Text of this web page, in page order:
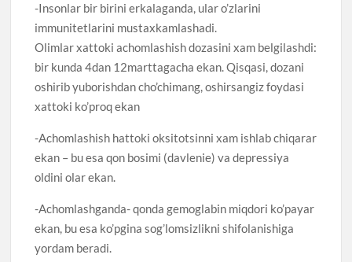
-Insonlar bir birini erkalaganda, ular o’zlarini
immunitetlarini mustaxkamlashadi.
Olimlar xattoki achomlashish dozasini xam belgilashdi:
bir kunda 4dan 12marttagacha ekan. Qisqasi, dozani
oshirib yuborishdan cho’chimang, oshirsangiz foydasi
xattoki ko’proq ekan
-Achomlashish hattoki oksitotsinni xam ishlab chiqarar
ekan – bu esa qon bosimi (davlenie) va depressiya
oldini olar ekan.
-Achomlashganda- qonda gemoglabin miqdori ko’payar
ekan, bu esa ko’pgina sog’lomsizlikni shifolanishiga
yordam beradi.